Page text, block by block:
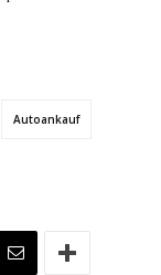
Autoankauf